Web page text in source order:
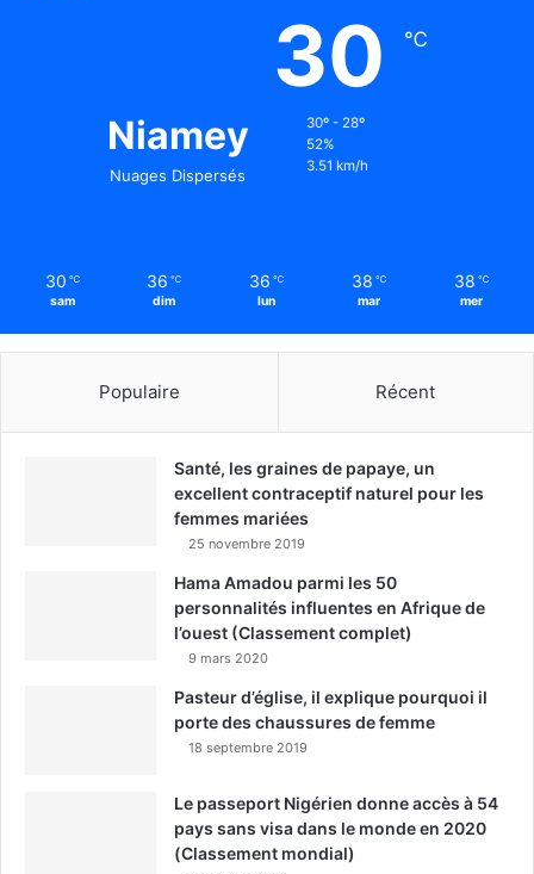
Niamey
Nuages Dispersés
30 ℃
30º - 28º
52%
3.51 km/h
30 ℃
sam
36 ℃
dim
36 ℃
lun
38 ℃
mar
38 ℃
mer
Populaire Récent
Santé, les graines de papaye, un
excellent contraceptif naturel pour les
femmes mariées
25 novembre 2019
Hama Amadou parmi les 50
personnalités influentes en Afrique de
l’ouest (Classement complet)
9 mars 2020
Pasteur d’église, il explique pourquoi il
porte des chaussures de femme
18 septembre 2019
Le passeport Nigérien donne accès à 54
pays sans visa dans le monde en 2020
(Classement mondial)